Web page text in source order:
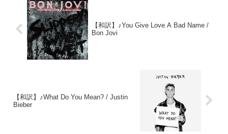
【和訳】♪You Give Love A Bad Name /
Bon Jovi
【和訳】♪What Do You Mean? / Justin
Bieber